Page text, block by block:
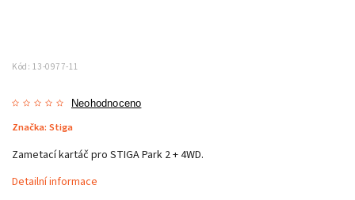
Kód: 13-0977-11
Neohodnoceno
Značka: Stiga
Zametací kartáč pro STIGA Park 2 + 4WD.
Detailní informace